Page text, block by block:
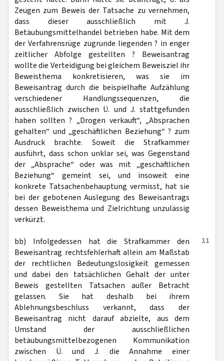
Zeugen zum Beweis der Tatsache zu vernehmen,
dass dieser ausschließlich mit J.
Betäubungsmittelhandel betrieben habe. Mit dem
der Verfahrensrüge zugrunde liegenden ? in enger
zeitlicher Abfolge gestellten ? Beweisantrag
wollte die Verteidigung bei gleichem Beweisziel ihr
Beweisthema konkretisieren, was sie im
Beweisantrag durch die beispielhafte Aufzählung
verschiedener Handlungssequenzen, die
ausschließlich zwischen Ü. und J. stattgefunden
haben sollten ? „Drogen verkauft“, „Absprachen
gehalten“ und „geschäftlichen Beziehung“ ? zum
Ausdruck brachte. Soweit die Strafkammer
ausführt, dass schon unklar sei, was Gegenstand
der „Absprache“ oder was mit „geschäftlichen
Beziehung“ gemeint sei, und insoweit eine
konkrete Tatsachenbehauptung vermisst, hat sie
bei der gebotenen Auslegung des Beweisantrags
dessen Beweisthema und Zielrichtung unzulässig
verkürzt.
11
bb) Infolgedessen hat die Strafkammer den
Beweisantrag rechtsfehlerhaft allein am Maßstab
der rechtlichen Bedeutungslosigkeit gemessen
und dabei den tatsächlichen Gehalt der unter
Beweis gestellten Tatsachen außer Betracht
gelassen. Sie hat deshalb bei ihrem
Ablehnungsbeschluss verkannt, dass der
Beweisantrag nicht darauf abzielte, aus dem
Umstand der ausschließlichen
betäubungsmittelbezogenen Kommunikation
zwischen Ü. und J. die Annahme einer